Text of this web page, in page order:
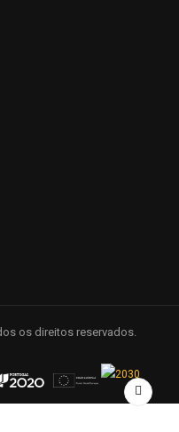
os direitos reservados.